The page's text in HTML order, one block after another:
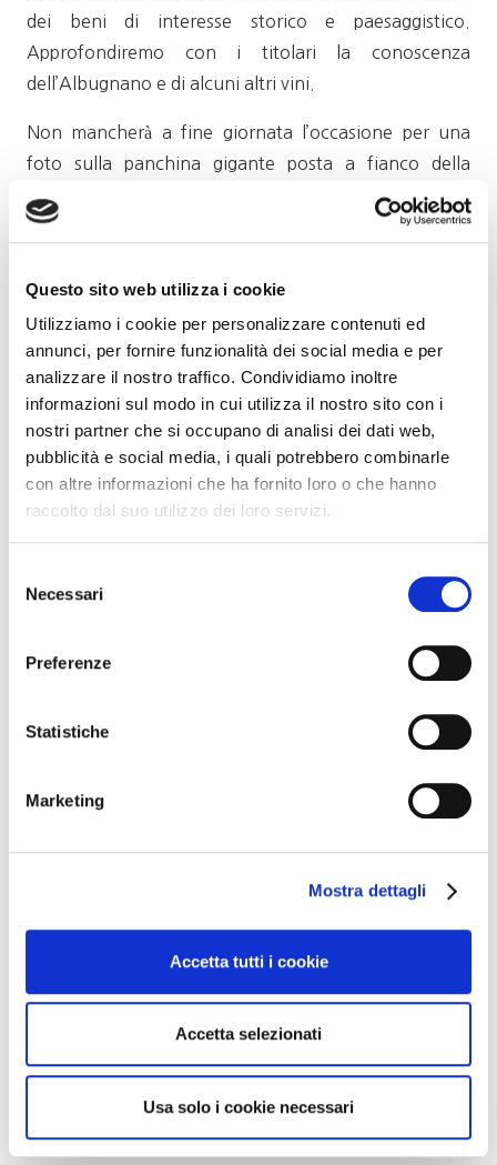
Questo sito web utilizza i cookie
Utilizziamo i cookie per personalizzare contenuti ed
annunci, per fornire funzionalità dei social media e per
analizzare il nostro traffico. Condividiamo inoltre
informazioni sul modo in cui utilizza il nostro sito con i
nostri partner che si occupano di analisi dei dati web,
pubblicità e social media, i quali potrebbero combinarle
con altre informazioni che ha fornito loro o che hanno
raccolto dal suo utilizzo dei loro servizi.
delNecessari
Preferenze
Statistiche
Marketing
Mostra dettagli
Accetta tutti i cookie
Accetta selezionati
Usa solo i cookie necessari
dei beni di interesse storico e paesaggistico.
Approfondiremo con i titolari la conoscenza
dell’Albugnano e di alcuni altri vini.
Non mancherà a fine giornata l’occasione per una
foto sulla panchina gigante posta a fianco della
Ecco il programma in sintesi:
ore 10.45 ritrovo presso Rossotto (Via Colla, 17
Cinzano), visita cantina, degustazione e pranzo;
ore 14.30 trasferimento presso Tenuta
Tamburnin (Frazione Bardella, 2/4 Castelnuovo
Don Bosco). Visita alla cantina e degustazione.
La cantinaRossotto sorge sulle colline di Torino, ad
una altezza di 60 mslm. E’ condotta da Stefano
vigna e in cantina e Federico che si dedica anche alla
parte commerciale. I vigneti sono situati a Cinzano e
praticare un sistema di agricoltura ecocompatibile.
Freisa, cui si aggiungono altre varietà autoctone
nebbiolo e le sperimentazioni con il Sauvignon.
Serra” che ci ospiterà per il pranzo.
Tenuta Tamburninracconta una storia di
con il recupero in Castelnuovo Don Bosco di una
Tenuta originaria della seconda metà del ‘700 oggi
posta sotto la salvaguardia dei beni di interesse